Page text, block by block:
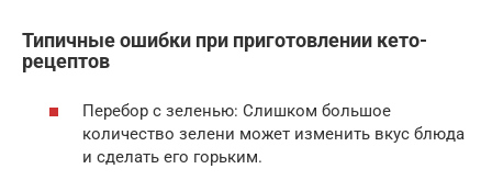
Типичные ошибки при приготовлении кето-
рецептов
Перебор с зеленью: Слишком большое
количество зелени может изменить вкус блюда
и сделать его горьким.